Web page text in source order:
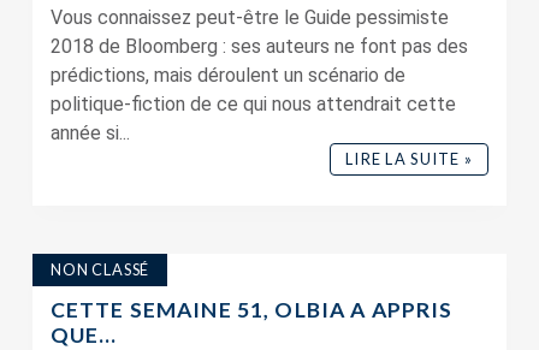
Vous connaissez peut-être le Guide pessimiste
2018 de Bloomberg : ses auteurs ne font pas des
prédictions, mais déroulent un scénario de
politique-fiction de ce qui nous attendrait cette
année si...
LIRE LA SUITE »
NON CLASSÉ
CETTE SEMAINE 51, OLBIA A APPRIS
QUE…